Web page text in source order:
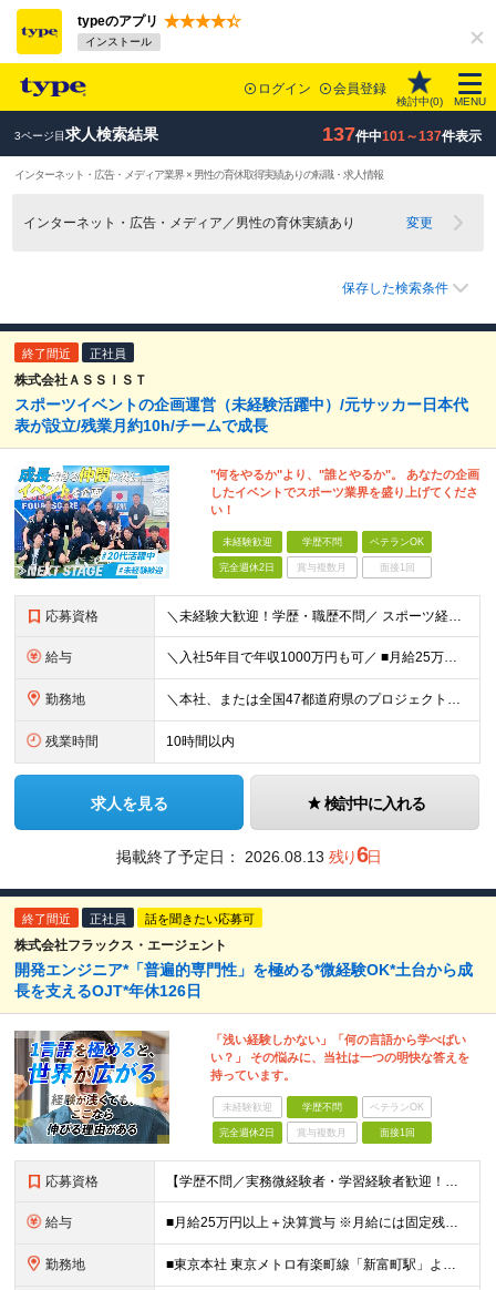
typeのアプリ
インストール
ログイン 会員登録
検討中(0) MENU
3ページ目求人検索結果 137件中101～137件表示
インターネット・広告・メディア業界 × 男性の育休取得実績ありの転職・求人情報
インターネット・広告・メディア／男性の育休実績あり 変更
保存した検索条件
終了間近 正社員
株式会社ＡＳＳＩＳＴ
スポーツイベントの企画運営（未経験活躍中）/元サッカー日本代
表が設立/残業月約10h/チームで成長
"何をやるか"より、"誰とやるか"。 あなたの企画
したイベントでスポーツ業界を盛り上げてくださ
い！
未経験歓迎 学歴不問 ベテランOK
完全週休2日 賞与複数月 面接1回
応募資格 ＼未経験大歓迎！学歴・職歴不問／ スポーツ経験も不問！人柄重視の採用で「やってみたい」を全力応援！ ■意欲・人柄重視の採用です！ □スポーツ経験も問いません♪ ■入社時に必要なスキル・経験は一切あ
給与 ＼入社5年目で年収1000万円も可／ ■月給25万円～70万円＋賞与＋残業代全額支給 ※経験・能力などを考慮の上、決定いたします。 ※残業代は別途全額支給いたします。 ※試用期間は6ヶ月です。その間
勤務地 ＼本社、または全国47都道府県のプロジェクト先／ ◎希望に合わせた勤務地でご活躍いただけます！ ◎引っ越しを伴う転勤はございません。 【本社】 東京都中央区銀座1-7-16 コミット銀座ビル4F
残業時間 10時間以内
求人を見る 検討中に入れる
掲載終了予定日： 2026.08.13 残り6日
終了間近 正社員 話を聞きたい応募可
株式会社フラックス・エージェント
開発エンジニア*「普遍的専門性」を極める*微経験OK*土台から成
長を支えるOJT*年休126日
「浅い経験しかない」「何の言語から学べばい
い？」 その悩みに、当社は一つの明快な答えを
持っています。
未経験歓迎 学歴不問 ベテランOK
完全週休2日 賞与複数月 面接1回
応募資格 【学歴不問／実務微経験者・学習経験者歓迎！】 人物重視の採用。実務未経験でも学習経験があればOKです。 ───────────────────────── ★こんな方はぜひご応募ください ─────
給与 ■月給25万円以上＋決算賞与 ※月給には固定残業代（月20時間分／3万4,722円以上）を含みます。 上記を超える時間外労働分は追加で支給します。 ※経験・スキルを考慮のうえ決定します。 ※試用期間
勤務地 ■東京本社 東京メトロ有楽町線「新富町駅」より徒歩5分 JR・東京メトロ日比谷線「八丁堀駅」より徒歩6分 都営地下鉄浅草線「宝町駅」より徒歩8分 東京メトロ日比谷線「築地駅」より徒歩8分 勤務地一覧